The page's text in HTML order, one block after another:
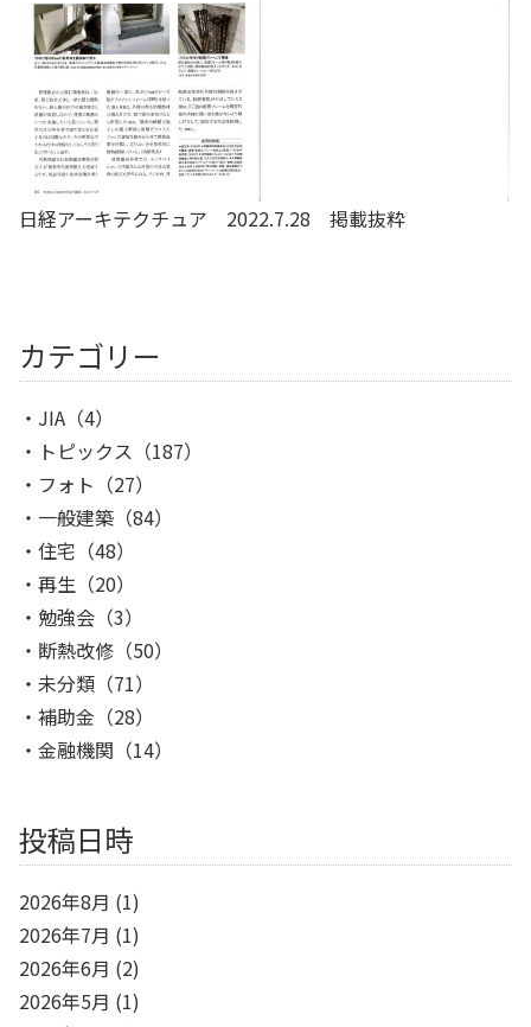
日経アーキテクチュア 2022.7.28 掲載抜粋
カテゴリー
JIA （4）
トピックス （187）
フォト （27）
一般建築 （84）
住宅 （48）
再生 （20）
勉強会 （3）
断熱改修 （50）
未分類 （71）
補助金 （28）
金融機関 （14）
投稿日時
2026年8月 (1)
2026年7月 (1)
2026年6月 (2)
2026年5月 (1)